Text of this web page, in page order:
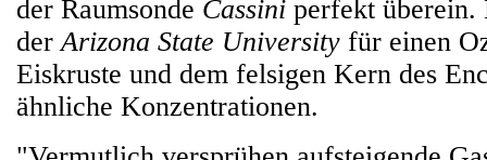
der Raumsonde Cassini perfekt überein.
derArizona State University für einen
Eiskruste und dem felsigen Kern des
ähnliche Konzentrationen.